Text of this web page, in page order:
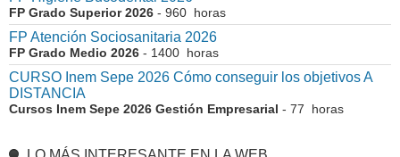
FP Grado Superior 2026 - 960 horas
FP Atención Sociosanitaria 2026
FP Grado Medio 2026 - 1400 horas
CURSO Inem Sepe 2026 Cómo conseguir los objetivos A
DISTANCIA
Cursos Inem Sepe 2026 Gestión Empresarial - 77 horas